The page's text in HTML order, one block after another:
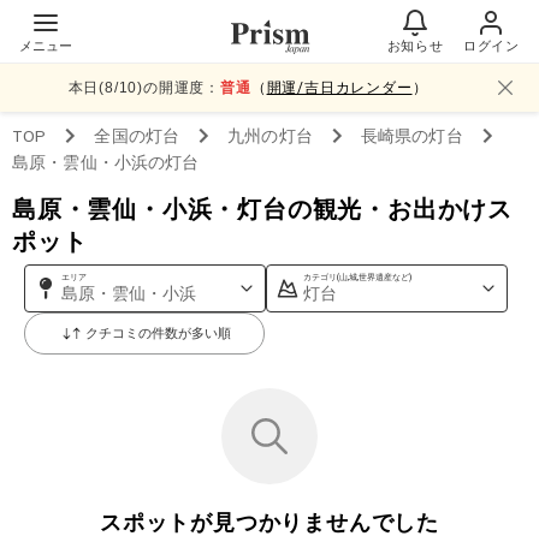
メニュー お知らせ ログイン
本日(8/10)の開運度：普通 （ 開運/吉日カレンダー ）
TOP 全国の灯台 九州の灯台 長崎県の灯台
島原・雲仙・小浜の灯台
島原・雲仙・小浜・灯台の観光・お出かけス
ポット
エリア
島原・雲仙・小浜
カテゴリ(山,城,世界遺産など)
灯台
クチコミの件数が多い順
スポットが見つかりませんでした